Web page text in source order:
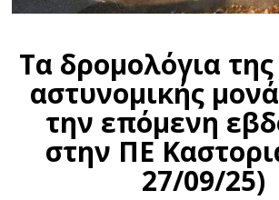
Τα δρομολόγια
αστυνομικής
την επόμενη
στην ΠΕ
27/09/25)